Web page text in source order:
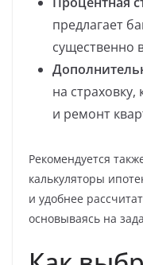
предлагает
существенно
на
и ремонт
Рекомендуется
калькуляторы
и удобнее
основываясь на